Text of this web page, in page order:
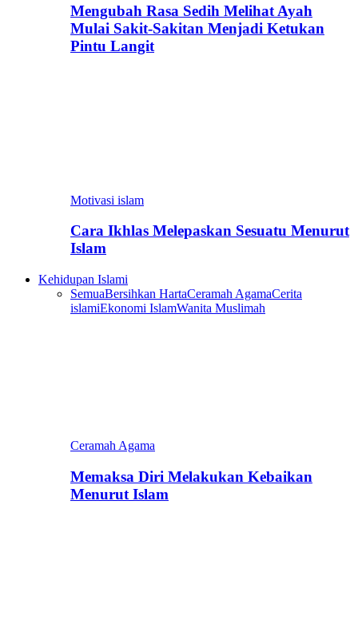
Mengubah Rasa Sedih Melihat Ayah
Mulai Sakit-Sakitan Menjadi Ketukan
Pintu Langit
Motivasi islam
Cara Ikhlas Melepaskan Sesuatu Menurut
Islam
Kehidupan Islami
SemuaBersihkan HartaCeramah AgamaCerita
islamiEkonomi IslamWanita Muslimah
Ceramah Agama
Memaksa Diri Melakukan Kebaikan
Menurut Islam